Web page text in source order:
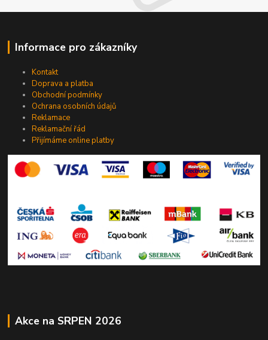
Informace pro zákazníky
Kontakt
Doprava a platba
Obchodní podmínky
Ochrana osobních údajů
Reklamace
Reklamační řád
Přijímáme online platby
Akce na SRPEN 2026